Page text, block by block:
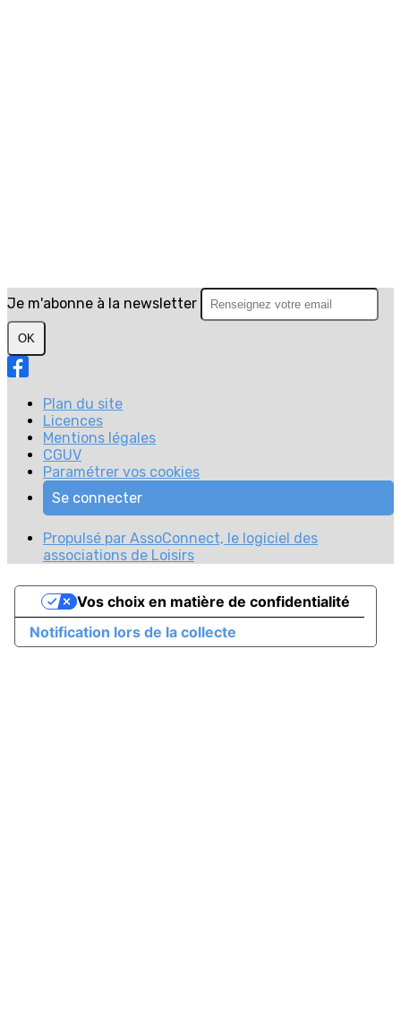
Je m'abonne à la newsletter
OK
Plan du site
Licences
Mentions légales
CGUV
Paramétrer vos cookies
Se connecter
Propulsé par AssoConnect, le logiciel des
associations de Loisirs
Notification lors de la collecte
Vos choix en matière de confidentialité